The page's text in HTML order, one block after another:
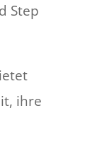
Step
ihre